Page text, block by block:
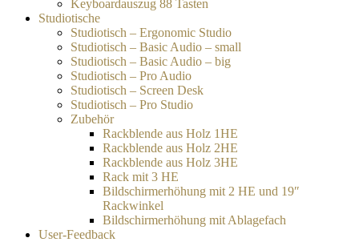
Keyboardauszug 88 Tasten
Studiotische
Studiotisch – Ergonomic Studio
Studiotisch – Basic Audio – small
Studiotisch – Basic Audio – big
Studiotisch – Pro Audio
Studiotisch – Screen Desk
Studiotisch – Pro Studio
Zubehör
Rackblende aus Holz 1HE
Rackblende aus Holz 2HE
Rackblende aus Holz 3HE
Rack mit 3 HE
Bildschirmerhöhung mit 2 HE und 19″
Rackwinkel
Bildschirmerhöhung mit Ablagefach
User-Feedback